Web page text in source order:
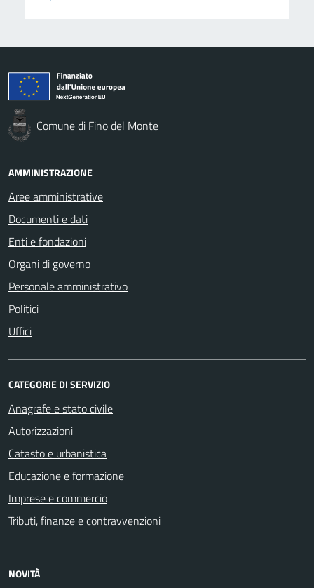
Comune di Fino del Monte
AMMINISTRAZIONE
Aree amministrative
Documenti e dati
Enti e fondazioni
Organi di governo
Personale amministrativo
Politici
Uffici
CATEGORIE DI SERVIZIO
Anagrafe e stato civile
Autorizzazioni
Catasto e urbanistica
Educazione e formazione
Imprese e commercio
Tributi, finanze e contravvenzioni
NOVITÀ